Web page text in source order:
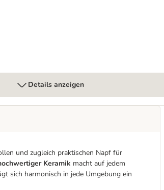
Details anzeigen
und zugleich praktischen Napf für
Keramik macht auf jedem
sich harmonisch in jede Umgebung ein